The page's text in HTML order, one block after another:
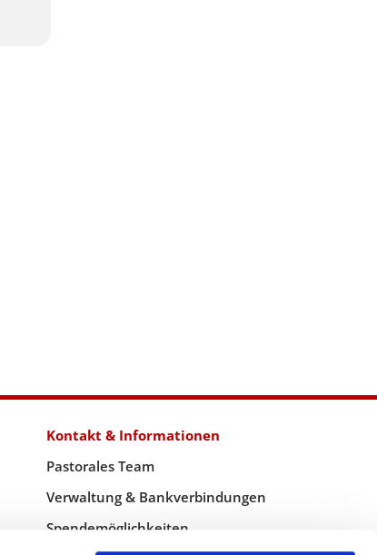
Kontakt & Informationen
Pastorales Team
Verwaltung & Bankverbindungen
Spendemöglichkeiten